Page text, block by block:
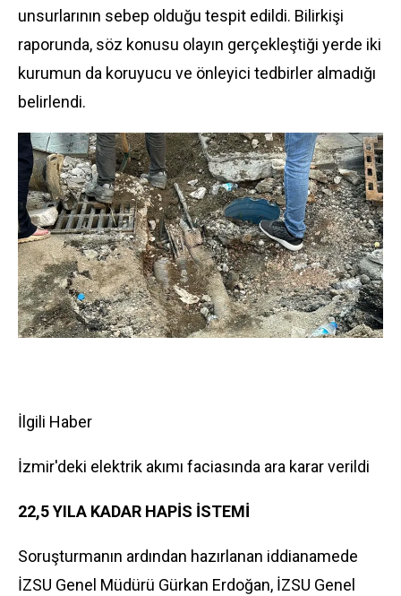
unsurlarının sebep olduğu tespit edildi. Bilirkişi
raporunda, söz konusu olayın gerçekleştiği yerde iki
kurumun da koruyucu ve önleyici tedbirler almadığı
belirlendi.
İlgili Haber
İzmir'deki elektrik akımı faciasında ara karar verildi
22,5 YILA KADAR HAPİS İSTEMİ
Soruşturmanın ardından hazırlanan iddianamede
İZSU Genel Müdürü Gürkan Erdoğan, İZSU Genel